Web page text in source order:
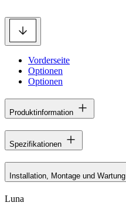
Vorderseite
Optionen
Optionen
Produktinformation
Spezifikationen
Installation, Montage und Wartung
Luna